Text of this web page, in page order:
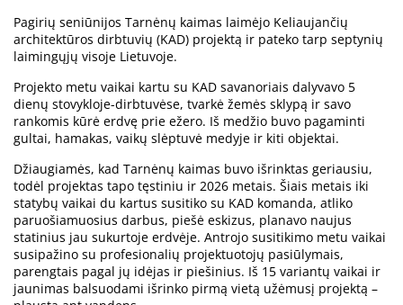
Pagirių seniūnijos Tarnėnų kaimas laimėjo Keliaujančių
architektūros dirbtuvių (KAD) projektą ir pateko tarp septynių
laimingųjų visoje Lietuvoje.
Projekto metu vaikai kartu su KAD savanoriais dalyvavo 5
dienų stovykloje-dirbtuvėse, tvarkė žemės sklypą ir savo
rankomis kūrė erdvę prie ežero. Iš medžio buvo pagaminti
gultai, hamakas, vaikų slėptuvė medyje ir kiti objektai.
Džiaugiamės, kad Tarnėnų kaimas buvo išrinktas geriausiu,
todėl projektas tapo tęstiniu ir 2026 metais. Šiais metais iki
statybų vaikai du kartus susitiko su KAD komanda, atliko
paruošiamuosius darbus, piešė eskizus, planavo naujus
statinius jau sukurtoje erdvėje. Antrojo susitikimo metu vaikai
susipažino su profesionalių projektuotojų pasiūlymais,
parengtais pagal jų idėjas ir piešinius. Iš 15 variantų vaikai ir
jaunimas balsuodami išrinko pirmą vietą užėmusį projektą –